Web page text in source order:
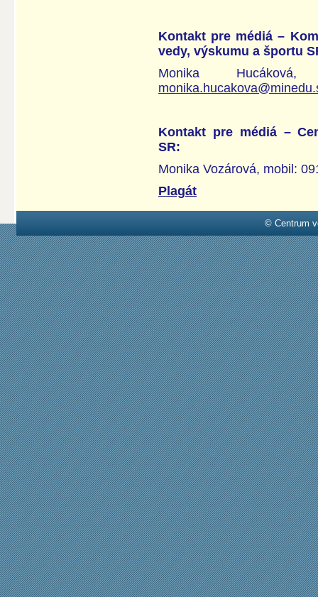
Kontakt pre médiá –
vedy, výskumu a športu
Monika
Kontakt pre médiá –
SR:
Monika Vozárová, mobil:
Plagát
© Centrum